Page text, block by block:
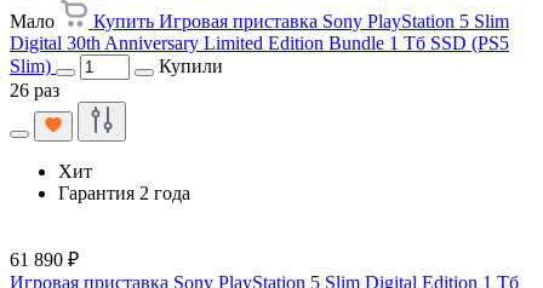
Мало
Купить Игровая приставка Sony PlayStation 5 Slim
Digital 30th Anniversary Limited Edition Bundle 1 Тб SSD (PS5
Slim)
Купили
26 раз
Хит
Гарантия 2 года
61 890 ₽
Игровая приставка Sony PlayStation 5 Slim Digital Edition 1 Тб